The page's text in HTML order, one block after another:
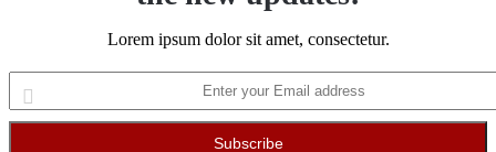
Lorem ipsum dolor sit amet, consectetur.
your
Email